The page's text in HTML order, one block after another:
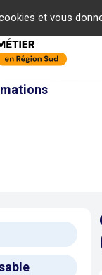
et vous